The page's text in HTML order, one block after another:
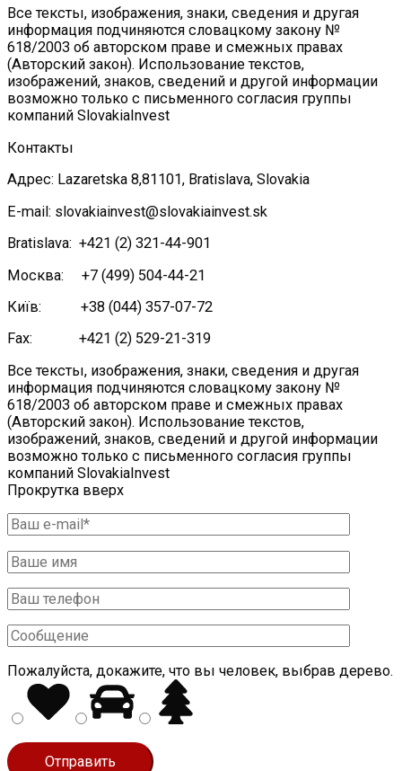
Все тексты, изображения, знаки, сведения и другая
информация подчиняются словацкому закону №
618/2003 об авторском праве и смежных правах
(Авторский закон). Использование текстов,
изображений, знаков, сведений и другой информации
возможно только с письменного согласия группы
компаний SlovakiaInvest
Контакты
Адрес: Lazaretska 8,81101, Bratislava, Slovakia
E-mail: slovakiainvest@slovakiainvest.sk
Bratislava: +421 (2) 321-44-901
Москва: +7 (499) 504-44-21
Київ: +38 (044) 357-07-72
Fax: +421 (2) 529-21-319
Все тексты, изображения, знаки, сведения и другая
информация подчиняются словацкому закону №
618/2003 об авторском праве и смежных правах
(Авторский закон). Использование текстов,
изображений, знаков, сведений и другой информации
возможно только с письменного согласия группы
компаний SlovakiaInvest
Прокрутка вверх
Пожалуйста, докажите, что вы человек, выбрав дерево.